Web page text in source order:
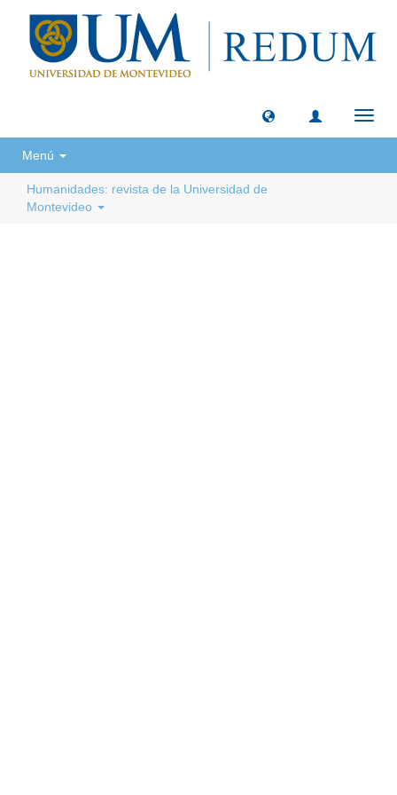
Menú
Humanidades: revista de la Universidad de
Montevideo